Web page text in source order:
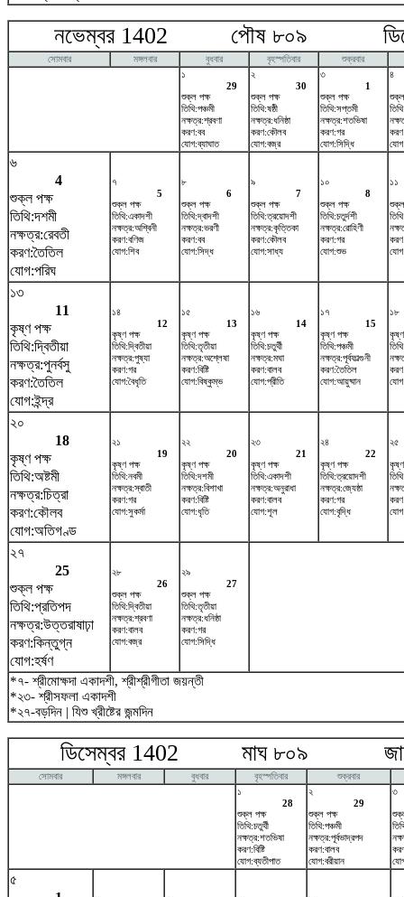
নভেম্বর 1402 পৌষ ৮০৯
সোমবার মঙ্গলবার বুধবার বৃহস্পতিবার
শুক্রবার
১
29
শুক্ল পক্ষ
তিথি:পঞ্চমী
নক্ষত্র:শ্রবণা
করণ:বব
যোগ:ব্যাঘাত
২
30
শুক্ল পক্ষ
তিথি:ষষ্ঠী
নক্ষত্র:ধনিষ্ঠা
করণ:কৌলব
যোগ:বজ্র
৩
1
শুক্ল পক্ষ
তিথি:সপ্তমী
নক্ষত্র:শতভিষ‌া
করণ:গর
যোগ:সিদ্ধি
৪
৬
4
শুক্ল পক্ষ
তিথি:দশমী
নক্ষত্র:রেবতী
করণ:তৈতিল
যোগ:পরিঘ
৭
5
শুক্ল পক্ষ
তিথি:একাদশী
নক্ষত্র:অশ্বিনী
করণ:বণিজ
যোগ:শিব
৮
6
শুক্ল পক্ষ
তিথি:দ্বাদশী
নক্ষত্র:ভরণী
করণ:বব
যোগ:সিদ্ধ
৯
7
শুক্ল পক্ষ
তিথি:ত্রয়োদশী
নক্ষত্র:কৃত্তিকা
করণ:কৌলব
যোগ:সাধ্য
১০
8
শুক্ল পক্ষ
তিথি:চতুর্দশী
নক্ষত্র:রোহিণী
করণ:গর
যোগ:শুভ
১১
১৩
11
কৃষ্ণ পক্ষ
তিথি:দ্বিতীয়া
নক্ষত্র:পুনর্বসু
করণ:তৈতিল
যোগ:ইন্দ্র
১৪
12
কৃষ্ণ পক্ষ
তিথি:দ্বিতীয়া
নক্ষত্র:পুষ্যা
করণ:গর
যোগ:বৈধৃতি
১৫
13
কৃষ্ণ পক্ষ
তিথি:তৃতীয়া
নক্ষত্র:অশ্লেষা
করণ:বিষ্টি
যোগ:বিষ্কুম্ভ
১৬
14
কৃষ্ণ পক্ষ
তিথি:চতুর্থী
নক্ষত্র:মঘা
করণ:বালব
যোগ:প্রীতি
১৭
15
কৃষ্ণ পক্ষ
তিথি:পঞ্চমী
নক্ষত্র:পূর্বফাল্গুনী
করণ:তৈতিল
যোগ:আয়ুষ্মান
১৮
২০
18
কৃষ্ণ পক্ষ
তিথি:অষ্টমী
নক্ষত্র:চিত্রা
করণ:কৌলব
যোগ:অতিগণ্ড
২১
19
কৃষ্ণ পক্ষ
তিথি:নবমী
নক্ষত্র:স্বাতী
করণ:গর
যোগ:সুকর্মা
২২
20
কৃষ্ণ পক্ষ
তিথি:দশমী
নক্ষত্র:বিশাখা
করণ:বিষ্টি
যোগ:ধৃতি
২৩
21
কৃষ্ণ পক্ষ
তিথি:একাদশী
নক্ষত্র:অনুরাধা
করণ:বালব
যোগ:শূল
২৪
22
কৃষ্ণ পক্ষ
তিথি:ত্রয়োদশী
নক্ষত্র:জ্যেষ্ঠা
করণ:গর
যোগ:বৃদ্ধি
২৫
২৭
25
শুক্ল পক্ষ
তিথি:প্রতিপদ
নক্ষত্র:উত্তরাষাঢ়া
করণ:কিন্তুগ্ন
যোগ:হর্ষণ
২৮
26
শুক্ল পক্ষ
তিথি:দ্বিতীয়া
নক্ষত্র:শ্রবণা
করণ:বালব
যোগ:বজ্র
২৯
27
শুক্ল পক্ষ
তিথি:তৃতীয়া
নক্ষত্র:ধনিষ্ঠা
করণ:গর
যোগ:সিদ্ধি
*৭- শ্রীমোক্ষদা একাদশী, শ্রীশ্রীগীতা জয়ন্তী
*২৩- শ্রীসফলা একাদশী
*২৭-বড়দিন | যিশু খ্রীষ্টের জন্মদিন
ডিসেম্বর 1402 মাঘ ৮০৯
সোমবার মঙ্গলবার বুধবার বৃহস্পতিবার
শুক্রবার
১
28
শুক্ল পক্ষ
তিথি:চতুর্থী
নক্ষত্র:শতভিষ‌া
করণ:বিষ্টি
যোগ:ব্যতীপাত
২
29
শুক্ল পক্ষ
তিথি:পঞ্চমী
নক্ষত্র:পূর্বভাদ্রপদ
করণ:বালব
যোগ:বরীয়ান
৩
৫